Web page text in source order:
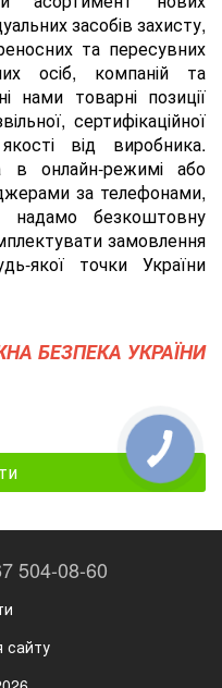
засобів захисту,
та пересувних
осіб, компаній та
нами товарні позиції
сертифікаційної
від виробника.
в онлайн-режимі або
за телефонами,
безкоштовну
замовлення
якої точки України
БЕЗПЕКА УКРАЇНИ
504-08-60
сайту